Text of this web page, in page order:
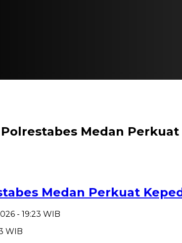
Medan
Medan Perkuat
- 19:23 WIB
WIB